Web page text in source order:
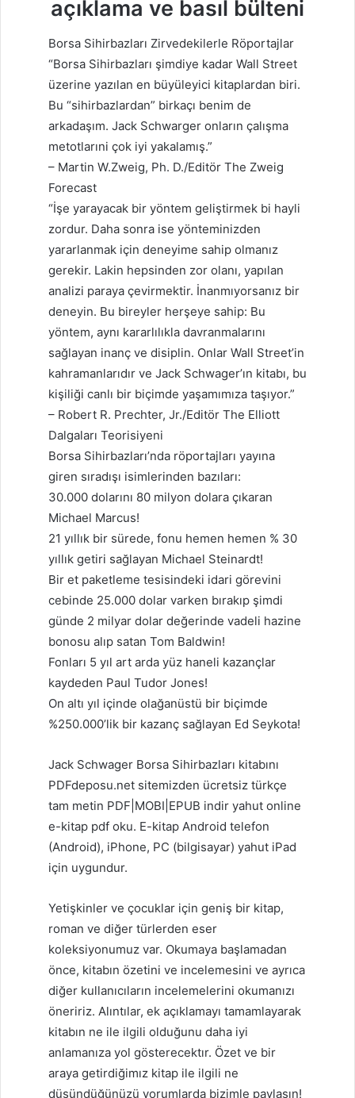
açıklama ve basıl bülteni
Borsa Sihirbazları Zirvedekilerle Röportajlar
“Borsa Sihirbazları şimdiye kadar Wall Street
üzerine yazılan en büyüleyici kitaplardan biri.
Bu “sihirbazlardan” birkaçı benim de
arkadaşım. Jack Schwarger onların çalışma
metotlarıni çok iyi yakalamış.”
– Martin W.Zweig, Ph. D./Editör The Zweig
Forecast
“İşe yarayacak bir yöntem geliştirmek bi hayli
zordur. Daha sonra ise yönteminizden
yararlanmak için deneyime sahip olmanız
gerekir. Lakin hepsinden zor olanı, yapılan
analizi paraya çevirmektir. İnanmıyorsanız bir
deneyin. Bu bireyler herşeye sahip: Bu
yöntem, aynı kararlılıkla davranmalarını
sağlayan inanç ve disiplin. Onlar Wall Street’in
kahramanlarıdır ve Jack Schwager’ın kitabı, bu
kişiliği canlı bir biçimde yaşamımıza taşıyor.”
– Robert R. Prechter, Jr./Editör The Elliott
Dalgaları Teorisiyeni
Borsa Sihirbazları’nda röportajları yayına
giren sıradışı isimlerinden bazıları:
30.000 dolarını 80 milyon dolara çıkaran
Michael Marcus!
21 yıllık bir sürede, fonu hemen hemen % 30
yıllık getiri sağlayan Michael Steinardt!
Bir et paketleme tesisindeki idari görevini
cebinde 25.000 dolar varken bırakıp şimdi
günde 2 milyar dolar değerinde vadeli hazine
bonosu alıp satan Tom Baldwin!
Fonları 5 yıl art arda yüz haneli kazançlar
kaydeden Paul Tudor Jones!
On altı yıl içinde olağanüstü bir biçimde
%250.000’lik bir kazanç sağlayan Ed Seykota!
Jack Schwager Borsa Sihirbazları kitabını
PDFdeposu.net sitemizden ücretsiz türkçe
tam metin PDF|MOBI|EPUB indir yahut online
e-kitap pdf oku. E-kitap Android telefon
(Android), iPhone, PC (bilgisayar) yahut iPad
için uygundur.
Yetişkinler ve çocuklar için geniş bir kitap,
roman ve diğer türlerden eser
koleksiyonumuz var. Okumaya başlamadan
önce, kitabın özetini ve incelemesini ve ayrıca
diğer kullanıcıların incelemelerini okumanızı
öneririz. Alıntılar, ek açıklamayı tamamlayarak
kitabın ne ile ilgili olduğunu daha iyi
anlamanıza yol gösterecektır. Özet ve bir
araya getirdiğimız kitap ile ilgili ne
düşündüğünüzü yorumlarda bizimle paylaşın!